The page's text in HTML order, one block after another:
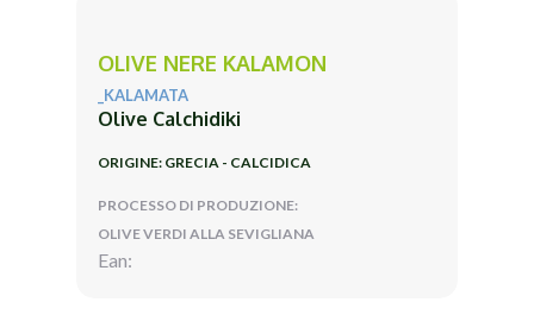
OLIVE NERE KALAMON
_KALAMATA
Olive Calchidiki
ORIGINE: GRECIA - CALCIDICA
PROCESSO DI PRODUZIONE:
OLIVE VERDI ALLA SEVIGLIANA
Ean: